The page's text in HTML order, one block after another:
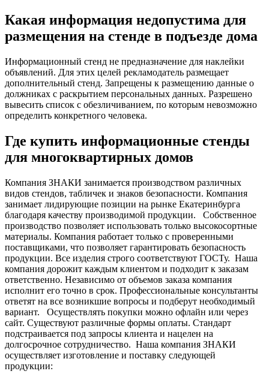
Какая информация недопустима для
размещения на стенде в подъезде дома
Информационный стенд не предназначение для наклейки
объявлений. Для этих целей рекламодатель размещает
дополнительный стенд. Запрещены к размещению данные о
должниках с раскрытием персональных данных. Разрешено
вывесить список с обезличиванием, по которым невозможно
определить конкретного человека.
Где купить информационные стенды
для многоквартирных домов
Компания ЗНАКИ занимается производством различных
видов стендов, табличек и знаков безопасности. Компания
занимает лидирующие позиции на рынке Екатеринбурга
благодаря качеству производимой продукции.
Собственное
производство позволяет использовать только высокосортные
материалы. Компания работает только с проверенными
поставщиками, что позволяет гарантировать безопасность
продукции. Все изделия строго соответствуют ГОСТу. Наша
компания дорожит каждым клиентом и подходит к заказам
ответственно. Независимо от объемов заказа компания
исполнит его точно в срок. Профессиональные консультанты
ответят на все возникшие вопросы и подберут необходимый
вариант.
Осуществлять покупки можно офлайн или через
сайт. Существуют различные формы оплаты. Стандарт
подстраивается под запросы клиента и нацелен на
долгосрочное сотрудничество. Наша компания ЗНАКИ
осуществляет изготовление и поставку следующей
продукции: